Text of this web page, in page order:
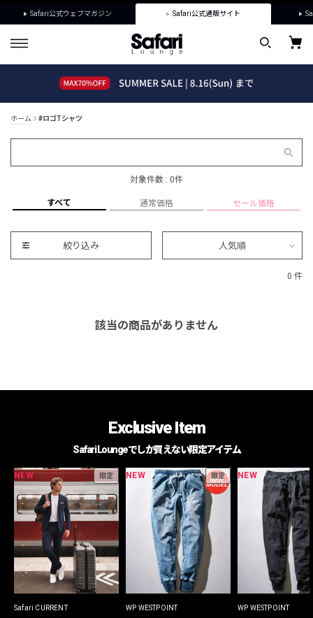
Safari公式ウェブマガジン Safari公式通販サイト
ホーム #ロゴTシャツ
対象件数 : 0件
すべて 通常価格 セール価格
絞り込み 人気順
0 件
該当の商品がありません
Exclusive Item
Safari Loungeでしか買えない限定アイテム
NEW 限定
Safari CURRENT
NEW 限定
WP WESTPOINT
NEW
WP WESTPOINT